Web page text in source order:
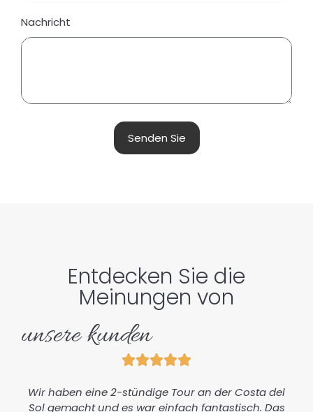
Nachricht
Senden Sie
Entdecken Sie die
Meinungen von
unsere kunden
Wir haben eine 2-stündige Tour an der Costa del
Sol gemacht und es war einfach fantastisch. Das